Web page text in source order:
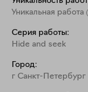
Уникальная работа
Серия работы:
Hide and seek
Город:
г Санкт-Петербург